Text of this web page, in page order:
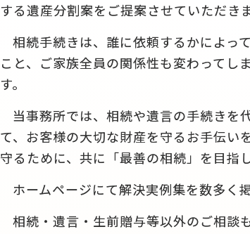
する遺産分割案をご提案させていただきま
相続手続きは、誰に依頼するかによっ
こと、ご家族全員の関係性も変わってし
す。
当事務所では、相続や遺言の手続きを
て、お客様の大切な財産を守るお手伝い
守るために、共に「最善の相続」を目指
ホームページにて解決実例集を数多く
相続・遺言・生前贈与等以外のご相談